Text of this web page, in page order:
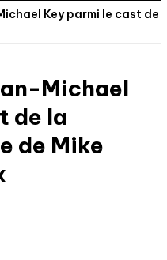
Key parmi le cast de
Michael
de la
de Mike